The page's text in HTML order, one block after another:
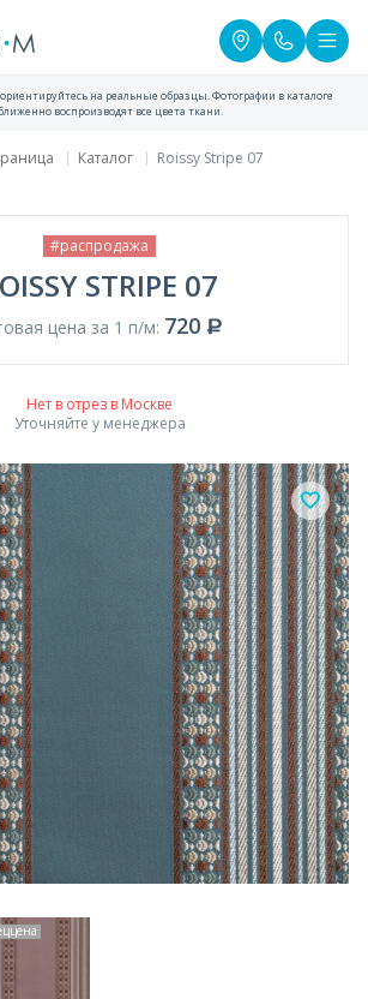
на реальные образцы. Фотографии в каталоге
воспроизводят все цвета ткани.
Каталог Roissy Stripe 07
#распродажа
STRIPE 07
цена за 1 п/м: 720
Нет в отрез в Москве
Уточняйте у менеджера